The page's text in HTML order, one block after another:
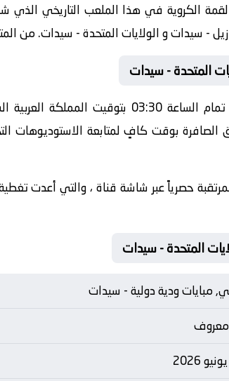
الكروية في هذا الملعب التاريخي الذي
- سيدات و الولايات المتحدة - سيدات. من
المتحدة - سيدات
تنطلق أحداث هذه المباراة الحماسية في
بوقت كافٍ لمتابعة الاستوديوهات
حصرياً عبر شاشة قناة ، والتي أعدت
مبايات ودية دولية - سيدات
معروف